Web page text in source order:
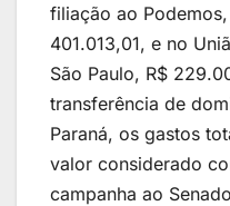
filiação ao
401.013,01, e no
São Paulo, R$
transferência de
Paraná, os gastos
valor considerado
campanha ao